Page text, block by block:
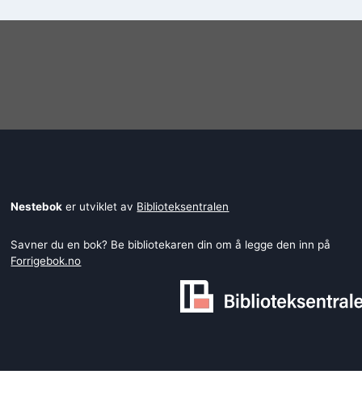
Nestebok er utviklet av Biblioteksentralen
Savner du en bok? Be bibliotekaren din om å legge den inn på
Forrigebok.no